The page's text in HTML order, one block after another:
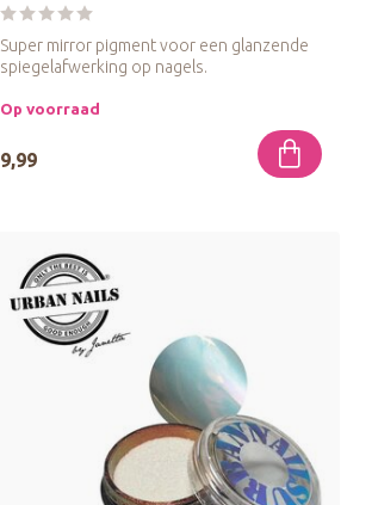
Super mirror pigment voor een glanzende
spiegelafwerking op nagels.
Op voorraad
9,99